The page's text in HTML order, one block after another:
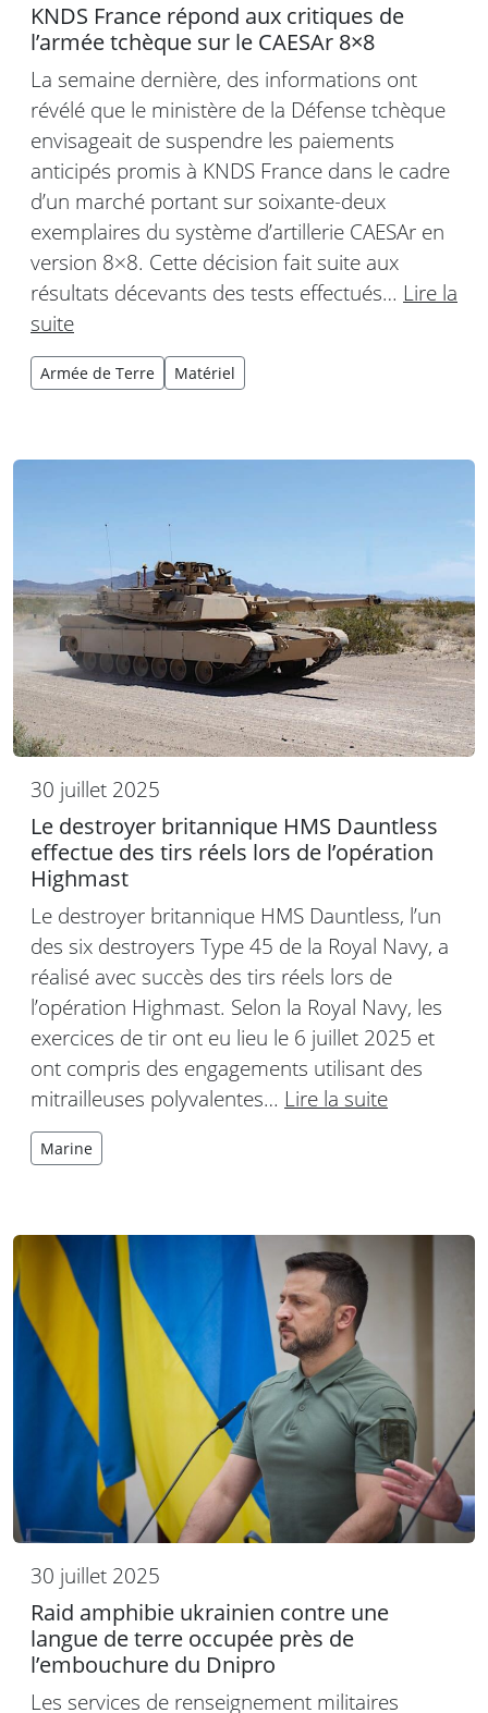
KNDS France répond aux critiques de
l’armée tchèque sur le CAESAr 8×8
La semaine dernière, des informations ont
révélé que le ministère de la Défense tchèque
envisageait de suspendre les paiements
anticipés promis à KNDS France dans le cadre
d’un marché portant sur soixante-deux
exemplaires du système d’artillerie CAESAr en
version 8×8. Cette décision fait suite aux
résultats décevants des tests effectués… Lire la
suite
Armée de Terre Matériel
30 juillet 2025
Le destroyer britannique HMS Dauntless
effectue des tirs réels lors de l’opération
Highmast
Le destroyer britannique HMS Dauntless, l’un
des six destroyers Type 45 de la Royal Navy, a
réalisé avec succès des tirs réels lors de
l’opération Highmast. Selon la Royal Navy, les
exercices de tir ont eu lieu le 6 juillet 2025 et
ont compris des engagements utilisant des
mitrailleuses polyvalentes… Lire la suite
Marine
30 juillet 2025
Raid amphibie ukrainien contre une
langue de terre occupée près de
l’embouchure du Dnipro
Les services de renseignement militaires